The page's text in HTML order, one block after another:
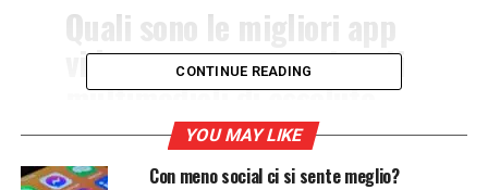
Quali sono le migliori app
video per creare contenuti
multimediali di assoluto
rilievo? Scopriamo insieme
le app per video che
CONTINUE READING
YOU MAY LIKE
Con meno social ci si sente meglio?